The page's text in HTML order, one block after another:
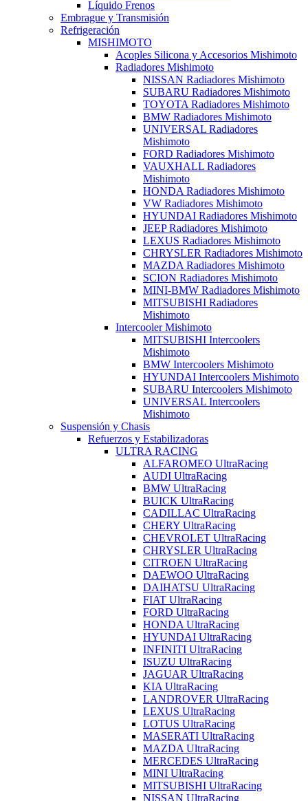
Líquido Frenos
Embrague y Transmisión
Refrigeración
MISHIMOTO
Acoples Silicona y Accesorios Mishimoto
Radiadores Mishimoto
NISSAN Radiadores Mishimoto
SUBARU Radiadores Mishimoto
TOYOTA Radiadores Mishimoto
BMW Radiadores Mishimoto
UNIVERSAL Radiadores
Mishimoto
FORD Radiadores Mishimoto
VAUXHALL Radiadores
Mishimoto
HONDA Radiadores Mishimoto
VW Radiadores Mishimoto
HYUNDAI Radiadores Mishimoto
JEEP Radiadores Mishimoto
LEXUS Radiadores Mishimoto
CHRYSLER Radiadores Mishimoto
MAZDA Radiadores Mishimoto
SCION Radiadores Mishimoto
MINI-BMW Radiadores Mishimoto
MITSUBISHI Radiadores
Mishimoto
Intercooler Mishimoto
MITSUBISHI Intercoolers
Mishimoto
BMW Intercoolers Mishimoto
HYUNDAI Intercoolers Mishimoto
SUBARU Intercoolers Mishimoto
UNIVERSAL Intercoolers
Mishimoto
Suspensión y Chasis
Refuerzos y Estabilizadoras
ULTRA RACING
ALFAROMEO UltraRacing
AUDI UltraRacing
BMW UltraRacing
BUICK UltraRacing
CADILLAC UltraRacing
CHERY UltraRacing
CHEVROLET UltraRacing
CHRYSLER UltraRacing
CITROEN UltraRacing
DAEWOO UltraRacing
DAIHATSU UltraRacing
FIAT UltraRacing
FORD UltraRacing
HONDA UltraRacing
HYUNDAI UltraRacing
INFINITI UltraRacing
ISUZU UltraRacing
JAGUAR UltraRacing
KIA UltraRacing
LANDROVER UltraRacing
LEXUS UltraRacing
LOTUS UltraRacing
MASERATI UltraRacing
MAZDA UltraRacing
MERCEDES UltraRacing
MINI UltraRacing
MITSUBISHI UltraRacing
NISSAN UltraRacing